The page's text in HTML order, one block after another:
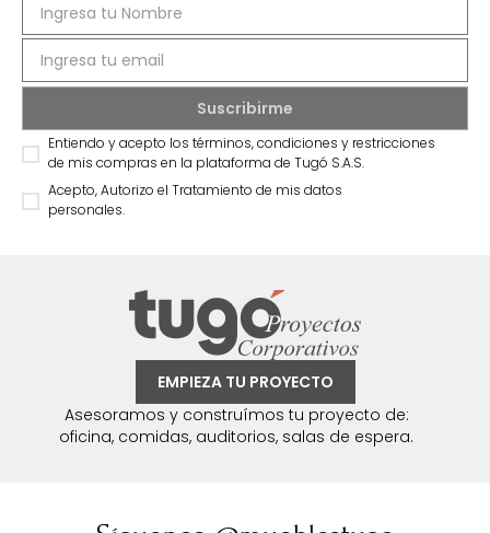
Entiendo y acepto los términos, condiciones y restricciones
de mis compras en la plataforma de Tugó S.A.S.
Acepto, Autorizo el Tratamiento de mis datos
personales.
EMPIEZA TU PROYECTO
Asesoramos y construímos tu proyecto de:
oficina, comidas, auditorios, salas de espera.